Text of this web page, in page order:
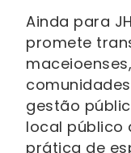
Ainda para
promete
gestão
local público
prática de